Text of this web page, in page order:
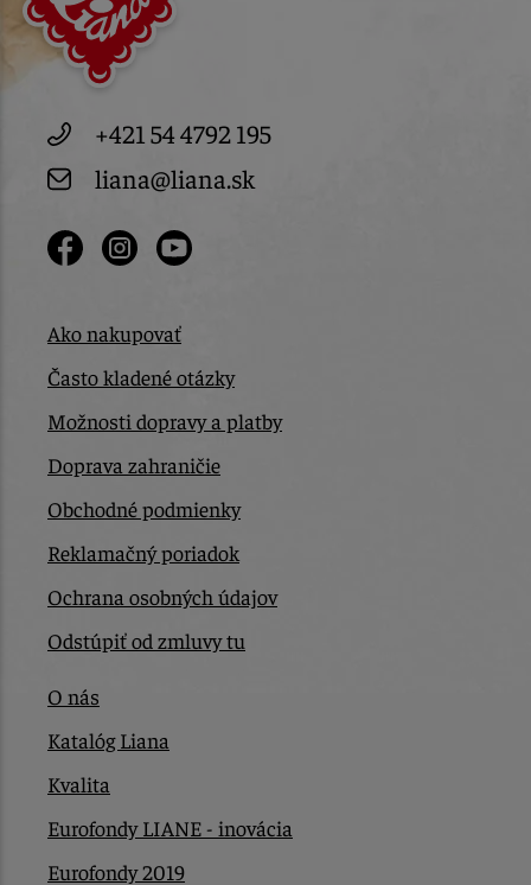
+421 54 4792 195
liana@liana.sk
Ako nakupovať
Často kladené otázky
Možnosti dopravy a platby
Doprava zahraničie
Obchodné podmienky
Reklamačný poriadok
Ochrana osobných údajov
Odstúpiť od zmluvy tu
O nás
Katalóg Liana
Kvalita
Eurofondy LIANE - inovácia
Eurofondy 2019